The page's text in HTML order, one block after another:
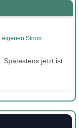
eigenen Strom
Spätestens jetzt ist